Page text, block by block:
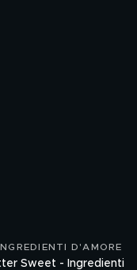
D'AMORE
Sweet - Ingredienti